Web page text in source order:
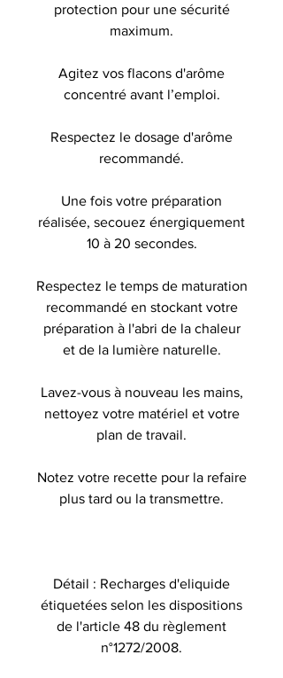
protection pour une sécurité
maximum.
Agitez vos flacons d'arôme
concentré avant l’emploi.
Respectez le dosage d'arôme
recommandé.
Une fois votre préparation
réalisée, secouez énergiquement
10 à 20 secondes.
Respectez le temps de maturation
recommandé en stockant votre
préparation à l'abri de la chaleur
et de la lumière naturelle.
Lavez-vous à nouveau les mains,
nettoyez votre matériel et votre
plan de travail.
Notez votre recette pour la refaire
plus tard ou la transmettre.
Détail : Recharges d'eliquide
étiquetées selon les dispositions
de l'article 48 du règlement
n°1272/2008.